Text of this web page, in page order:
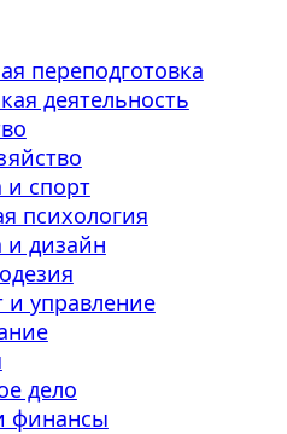
переподготовка
деятельность
и спорт
психология
и дизайн
управление
дело
финансы